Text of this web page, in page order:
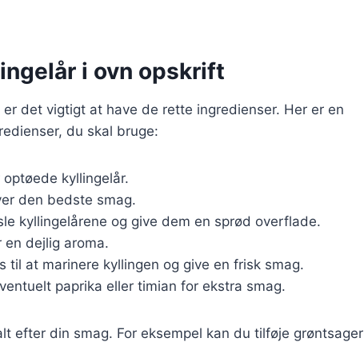
i ovn opskrift
det vigtigt at have de rette ingredienser. Her er en
du skal bruge:
kyllingelår.
den bedste smag.
kyllingelårene og give dem en sprød overflade.
en dejlig aroma.
til at marinere kyllingen og give en frisk smag.
paprika eller timian for ekstra smag.
efter din smag. For eksempel kan du tilføje grøntsager